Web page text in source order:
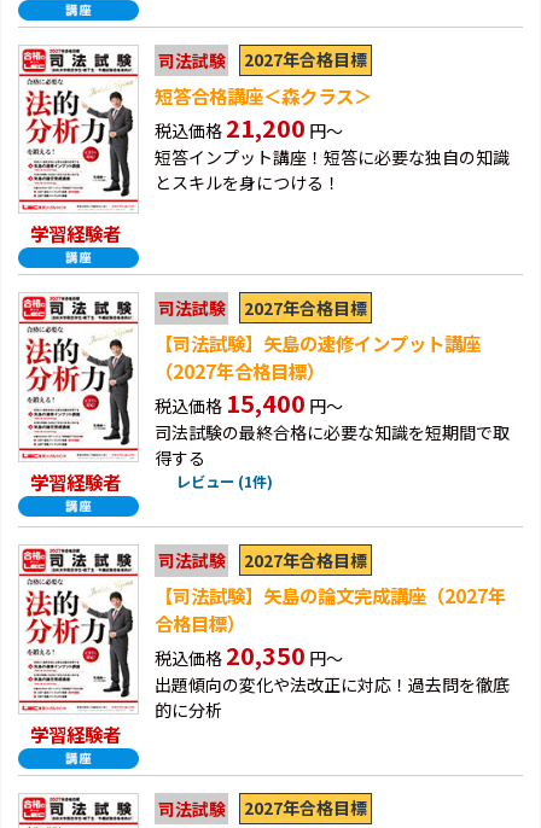
学習経験者
司法試験 2027年合格目標
短答合格講座＜森クラス＞
税込価格 21,200 円～
短答インプット講座！短答に必要な独自の知識
とスキルを身につける！
学習経験者
司法試験 2027年合格目標
【司法試験】矢島の速修インプット講座
（2027年合格目標）
税込価格 15,400 円～
司法試験の最終合格に必要な知識を短期間で取
得する
レビュー (1件)
学習経験者
司法試験 2027年合格目標
【司法試験】矢島の論文完成講座（2027年
合格目標）
税込価格 20,350 円～
出題傾向の変化や法改正に対応！過去問を徹底
的に分析
司法試験 2027年合格目標